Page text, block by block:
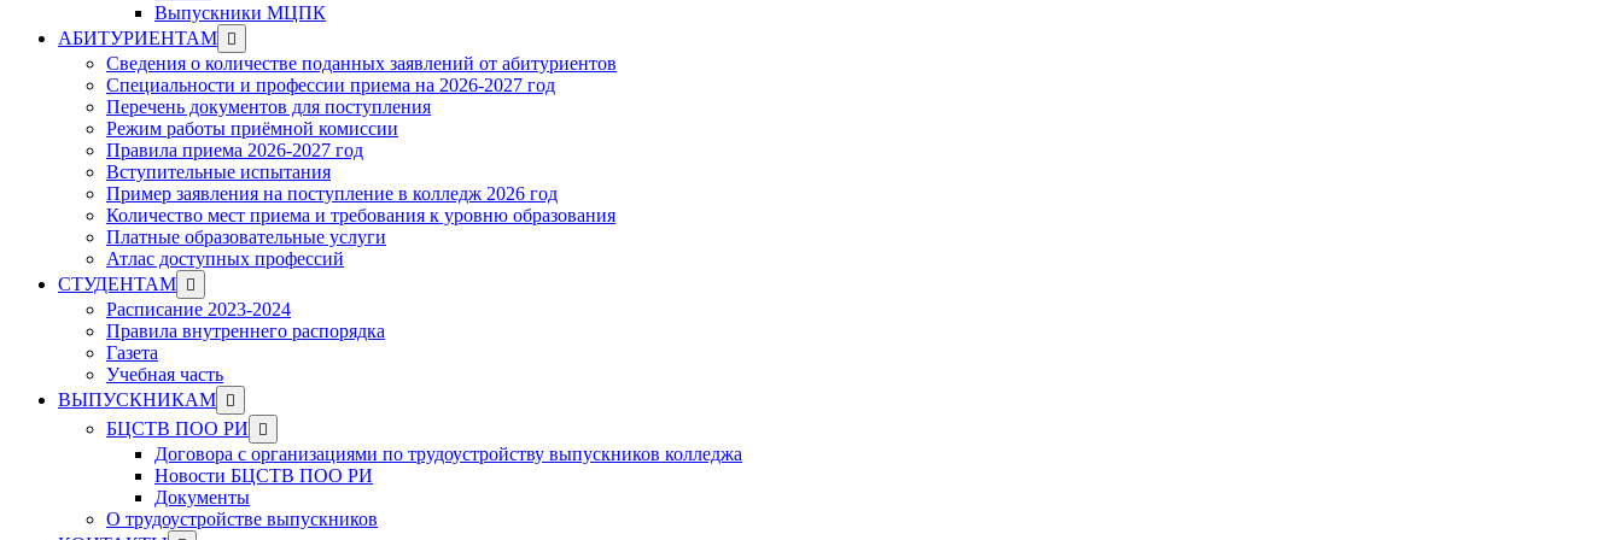
Выпускники МЦПК
АБИТУРИЕНТАМ Show
sub
menu
Сведения о количестве поданных заявлений от абитуриентов
Специальности и профессии приема на 2026-2027 год
Перечень документов для поступления
Режим работы приёмной комиссии
Правила приема 2026-2027 год
Вступительные испытания
Пример заявления на поступление в колледж 2026 год
Количество мест приема и требования к уровню образования
Платные образовательные услуги
Атлас доступных профессий
СТУДЕНТАМ Show
sub
menu
Расписание 2023-2024
Правила внутреннего распорядка
Газета
Учебная часть
ВЫПУСКНИКАМ Show
sub
menu
БЦСТВ ПОО РИ
Show
sub
menu
Договора с организациями по трудоустройству выпускников колледжа
Новости БЦСТВ ПОО РИ
Документы
О трудоустройстве выпускников